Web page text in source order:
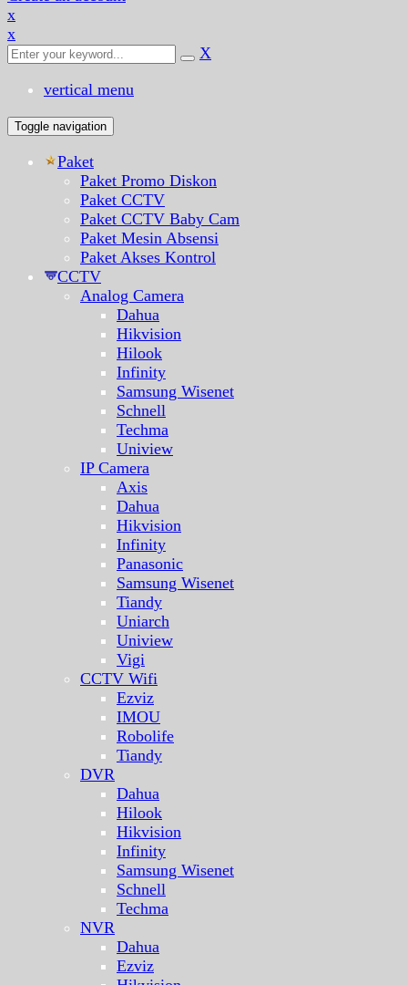
x
x
X
vertical menu
Toggle navigation
Paket
Paket Promo Diskon
Paket CCTV
Paket CCTV Baby Cam
Paket Mesin Absensi
Paket Akses Kontrol
CCTV
Analog Camera
Dahua
Hikvision
Hilook
Infinity
Samsung Wisenet
Schnell
Techma
Uniview
IP Camera
Axis
Dahua
Hikvision
Infinity
Panasonic
Samsung Wisenet
Tiandy
Uniarch
Uniview
Vigi
CCTV Wifi
Ezviz
IMOU
Robolife
Tiandy
DVR
Dahua
Hilook
Hikvision
Infinity
Samsung Wisenet
Schnell
Techma
NVR
Dahua
Ezviz